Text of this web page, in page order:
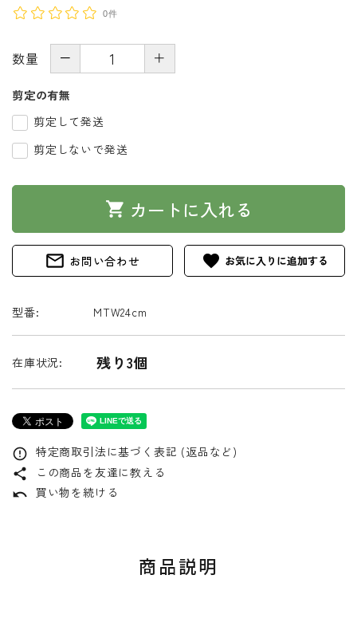
0件
数量 － ＋
剪定の有無
剪定して発送
剪定しないで発送
shopping_cart カートに入れる
mail_outline お問い合わせ favorite
型番: MTW24cm
在庫状況: 残り3個
error_outline 特定商取引法に基づく表記 (返品など)
share
この商品を友達に教える
undo 買い物を続ける
商品説明